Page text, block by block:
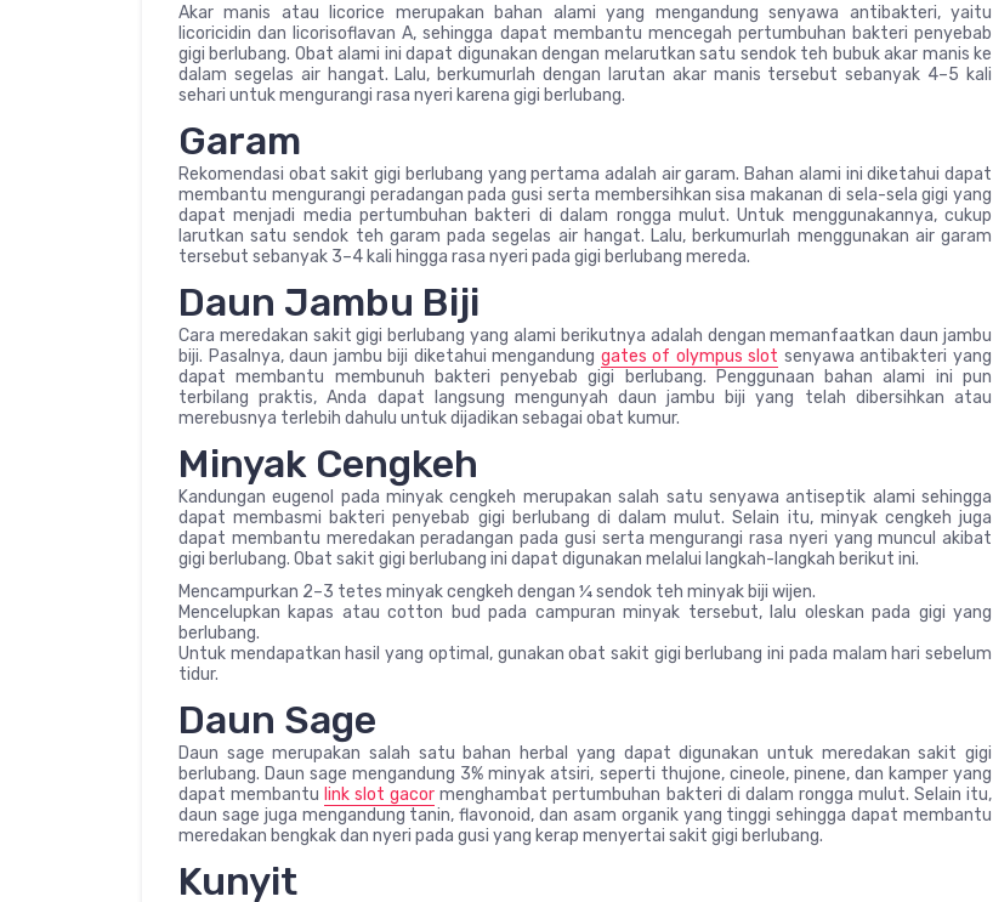
Akar manis atau licorice merupakan bahan alami yang mengandung senyawa antibakteri, yaitu
licoricidin dan licorisoflavan A, sehingga dapat membantu mencegah pertumbuhan bakteri penyebab
gigi berlubang. Obat alami ini dapat digunakan dengan melarutkan satu sendok teh bubuk akar manis ke
dalam segelas air hangat. Lalu, berkumurlah dengan larutan akar manis tersebut sebanyak 4–5 kali
sehari untuk mengurangi rasa nyeri karena gigi berlubang.
Garam
Rekomendasi obat sakit gigi berlubang yang pertama adalah air garam. Bahan alami ini diketahui dapat
membantu mengurangi peradangan pada gusi serta membersihkan sisa makanan di sela-sela gigi yang
dapat menjadi media pertumbuhan bakteri di dalam rongga mulut. Untuk menggunakannya, cukup
larutkan satu sendok teh garam pada segelas air hangat. Lalu, berkumurlah menggunakan air garam
tersebut sebanyak 3–4 kali hingga rasa nyeri pada gigi berlubang mereda.
Daun Jambu Biji
Cara meredakan sakit gigi berlubang yang alami berikutnya adalah dengan memanfaatkan daun jambu
biji. Pasalnya, daun jambu biji diketahui mengandung gates of olympus slot senyawa antibakteri yang
dapat membantu membunuh bakteri penyebab gigi berlubang. Penggunaan bahan alami ini pun
terbilang praktis, Anda dapat langsung mengunyah daun jambu biji yang telah dibersihkan atau
merebusnya terlebih dahulu untuk dijadikan sebagai obat kumur.
Minyak Cengkeh
Kandungan eugenol pada minyak cengkeh merupakan salah satu senyawa antiseptik alami sehingga
dapat membasmi bakteri penyebab gigi berlubang di dalam mulut. Selain itu, minyak cengkeh juga
dapat membantu meredakan peradangan pada gusi serta mengurangi rasa nyeri yang muncul akibat
gigi berlubang. Obat sakit gigi berlubang ini dapat digunakan melalui langkah-langkah berikut ini.
Mencampurkan 2–3 tetes minyak cengkeh dengan ¼ sendok teh minyak biji wijen.
Mencelupkan kapas atau cotton bud pada campuran minyak tersebut, lalu oleskan pada gigi yang
berlubang.
Untuk mendapatkan hasil yang optimal, gunakan obat sakit gigi berlubang ini pada malam hari sebelum
tidur.
Daun Sage
Daun sage merupakan salah satu bahan herbal yang dapat digunakan untuk meredakan sakit gigi
berlubang. Daun sage mengandung 3% minyak atsiri, seperti thujone, cineole, pinene, dan kamper yang
dapat membantu link slot gacor menghambat pertumbuhan bakteri di dalam rongga mulut. Selain itu,
daun sage juga mengandung tanin, flavonoid, dan asam organik yang tinggi sehingga dapat membantu
meredakan bengkak dan nyeri pada gusi yang kerap menyertai sakit gigi berlubang.
Kunyit